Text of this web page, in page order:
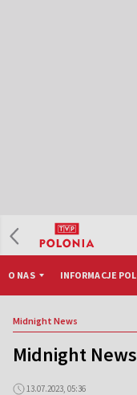
O NAS INFORMACJE
Midnight News
Midnight
13.07.2023, 05:36